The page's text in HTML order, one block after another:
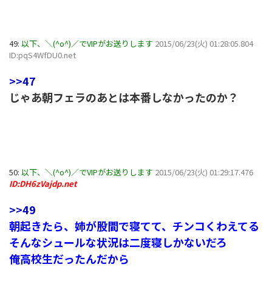
49: 以下、＼(^o^)／でVIPがお送りします 2015/06/23(火) 01:28:05.804
ID:pqS4WfDU0.net
>>47
じゃあ朝フェラのあとは本番しなかったのか？
50: 以下、＼(^o^)／でVIPがお送りします 2015/06/23(火) 01:29:17.476
ID:DH6zVajdp.net
>>49
朝起きたら、姉が股間で寝てて、チンコくわえてる
そんなシュールな状況は二度寝しかないだろ
俺高校生だったんだから